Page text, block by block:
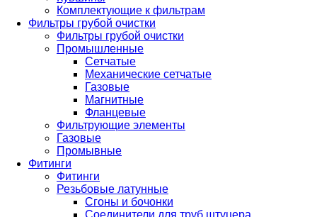
Комплектующие к фильтрам
Фильтры грубой очистки
Фильтры грубой очистки
Промышленные
Сетчатые
Механические сетчатые
Газовые
Магнитные
Фланцевые
Фильтрующие элементы
Газовые
Промывные
Фитинги
Фитинги
Резьбовые латунные
Сгоны и бочонки